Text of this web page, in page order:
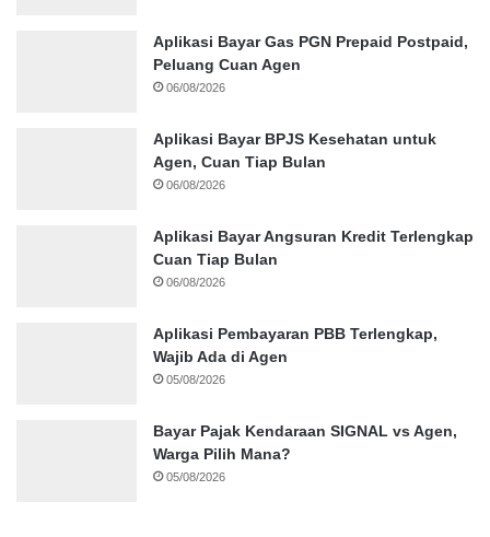
Aplikasi Bayar Gas PGN Prepaid Postpaid,
Peluang Cuan Agen
06/08/2026
Aplikasi Bayar BPJS Kesehatan untuk
Agen, Cuan Tiap Bulan
06/08/2026
Aplikasi Bayar Angsuran Kredit Terlengkap
Cuan Tiap Bulan
06/08/2026
Aplikasi Pembayaran PBB Terlengkap,
Wajib Ada di Agen
05/08/2026
Bayar Pajak Kendaraan SIGNAL vs Agen,
Warga Pilih Mana?
05/08/2026